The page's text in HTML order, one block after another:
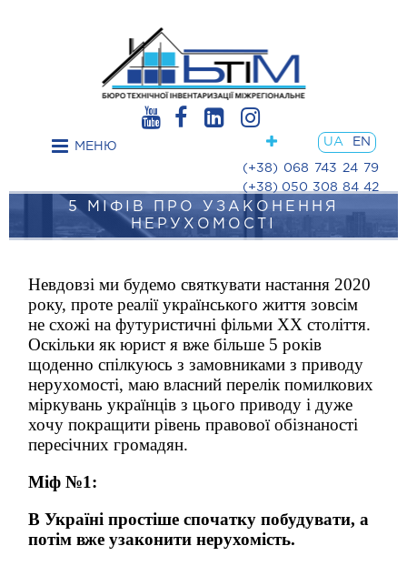
(+38) 068 743 24 79
(+38) 050 308 84 42
UA EN
МЕНЮ
5 МІФІВ ПРО УЗАКОНЕННЯ
НЕРУХОМОСТІ
Невдовзі ми будемо святкувати настання 2020
року, проте реалії українського життя зовсім
не схожі на футуристичні фільми ХХ століття.
Оскільки як юрист я вже більше 5 років
щоденно спілкуюсь з замовниками з приводу
нерухомості, маю власний перелік помилкових
міркувань українців з цього приводу і дуже
хочу покращити рівень правової обізнаності
пересічних громадян.
Міф №1:
В Україні простіше спочатку побудувати, а
потім вже узаконити нерухомість.